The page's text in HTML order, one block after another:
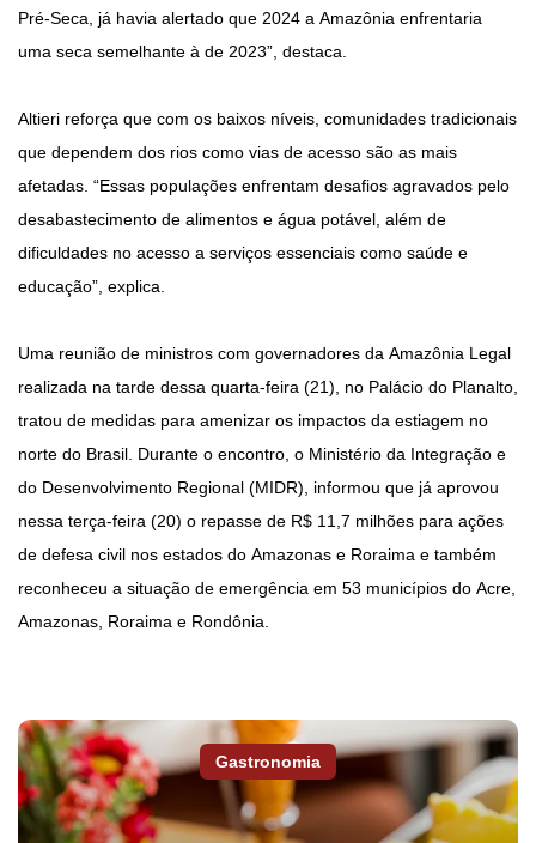
Pré-Seca, já havia alertado que 2024 a Amazônia enfrentaria
uma seca semelhante à de 2023”, destaca.
Altieri reforça que com os baixos níveis, comunidades tradicionais
que dependem dos rios como vias de acesso são as mais
afetadas. “Essas populações enfrentam desafios agravados pelo
desabastecimento de alimentos e água potável, além de
dificuldades no acesso a serviços essenciais como saúde e
educação”, explica.
Uma reunião de ministros com governadores da Amazônia Legal
realizada na tarde dessa quarta-feira (21), no Palácio do Planalto,
tratou de medidas para amenizar os impactos da estiagem no
norte do Brasil. Durante o encontro, o Ministério da Integração e
do Desenvolvimento Regional (MIDR), informou que já aprovou
nessa terça-feira (20) o repasse de R$ 11,7 milhões para ações
de defesa civil nos estados do Amazonas e Roraima e também
reconheceu a situação de emergência em 53 municípios do Acre,
Amazonas, Roraima e Rondônia.
Gastronomia